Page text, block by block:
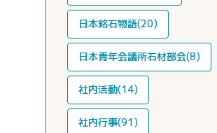
日本銘石物語(20)
日本青年会議所石材部会(8)
社内活動(14)
社内行事(91)